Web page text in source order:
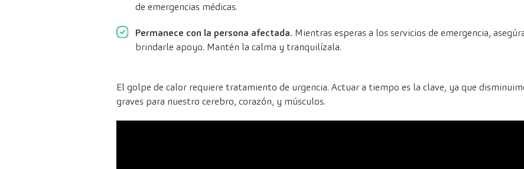
de emergencias médicas.
Permanece con la persona afectada. Mientras esperas a los servicios de emergencia,
brindarle apoyo. Mantén la calma y tranquilízala.
El golpe de calor requiere tratamiento de urgencia. Actuar a tiempo es la clave, ya que
graves para nuestro cerebro, corazón, y músculos.